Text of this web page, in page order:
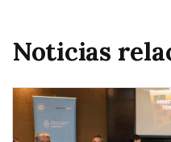
Noticias